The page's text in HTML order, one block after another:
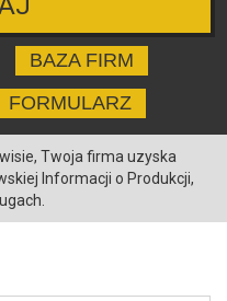
BAZA FIRM
FORMULARZ
Twoja firma uzyska
Informacji o Produkcji,